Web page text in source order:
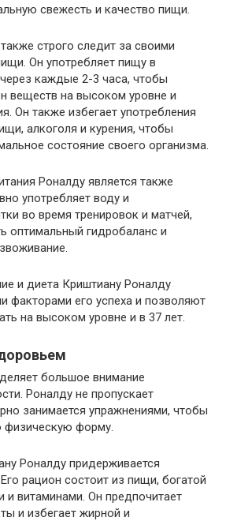
свежесть и качество пищи.
строго следит за своими
Он употребляет пищу в
каждые 2-3 часа, чтобы
веществ на высоком уровне и
Он также избегает употребления
алкоголя и курения, чтобы
состояние своего организма.
Роналду является также
употребляет воду и
во время тренировок и матчей,
оптимальный гидробаланс и
и диета Криштиану Роналду
факторами его успеха и позволяют
на высоком уровне и в 37 лет.
большое внимание
Роналду не пропускает
занимается упражнениями, чтобы
форму.
Роналду придерживается
рацион состоит из пищи, богатой
и витаминами. Он предпочитает
и избегает жирной и